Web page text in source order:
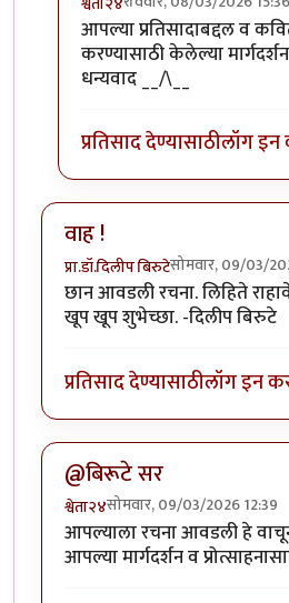
In reply toपरिस्थितीला
आपल्या प्रतिसादाबद्दल व
करण्यासाठी केलेल्या
धन्यवाद __/\__
प्रतिसाद देण्यासाठीलॉग इन
वाह !
प्रा.डॉ.दिलीप बिरुटेसोमवार, 09/03/
छान आवडली रचना. लिहिते
खूप खूप शुभेच्छा. -दिलीप बिरुटे
प्रतिसाद देण्यासाठीलॉग इन
@बिरूटे सर
श्वेता२४सोमवार, 09/03/2026 12:39
आपल्याला रचना आवडली हे
आपल्या मार्गदर्शन व